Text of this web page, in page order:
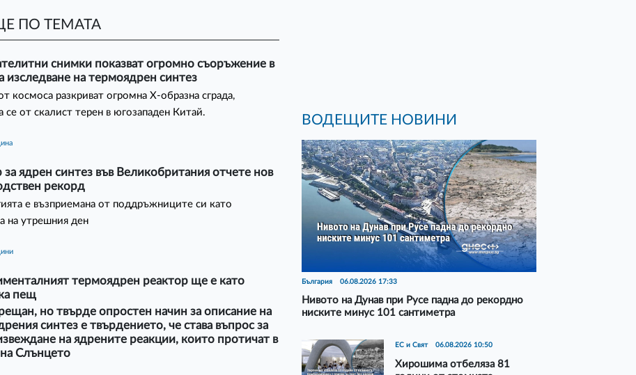
ПО ТЕМАТА
снимки показват огромно съоръжение в
изследване на термоядрен синтез
космоса разкриват огромна X-образна сграда,
се от скалист терен в югозападен Китай.
за ядрен синтез във Великобритания отчете нов
рекорд
е възприемана от поддръжниците си като
на утрешния ден
термоядрен реактор ще е като
пещ
но твърде опростен начин за описание на
синтез е твърдението, че става въпрос за
на ядрените реакции, които протичат в
Слънцето
ВОДЕЩИТЕ НОВИНИ
България 06.08.2026 17:33
Нивото на Дунав при Русе падна до рекордно
ниските минус 101 сантиметра
ЕС и Свят 06.08.2026 10:50
Хирошима отбеляза 81